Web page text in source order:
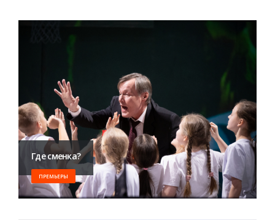
Где сменка?
ПРЕМЬЕРЫ